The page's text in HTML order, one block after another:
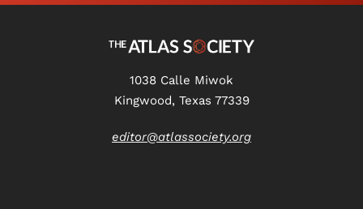
1038 Calle Miwok
Kingwood, Texas 77339
editor@atlassociety.org